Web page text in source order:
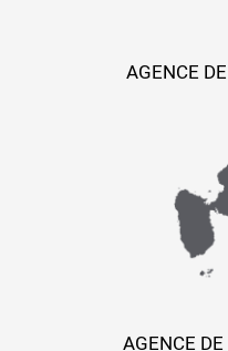
AGENCE
AGENCE